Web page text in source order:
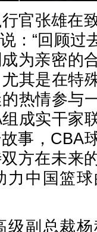
张雄在
：“回顾过
为亲密的
其是在特
热情参与
成实干家
事，CBA
方在未来
力中国篮
副总裁杨